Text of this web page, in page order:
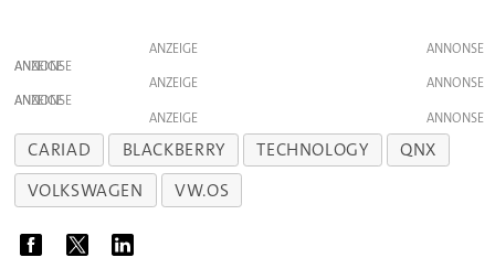
ANZEIGE
ANZEIGE
ANZEIGE
ANZEIGE
ANZEIGE
CARIAD BLACKBERRY TECHNOLOGY
QNX
VOLKSWAGEN
VW.OS